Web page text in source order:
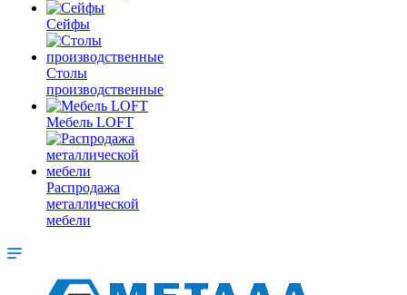
Сейфы
Столы
производственные
Мебель LOFT
Распродажа
металлической
мебели